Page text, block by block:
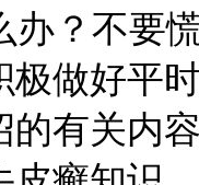
？不要
极做好平
的有关内